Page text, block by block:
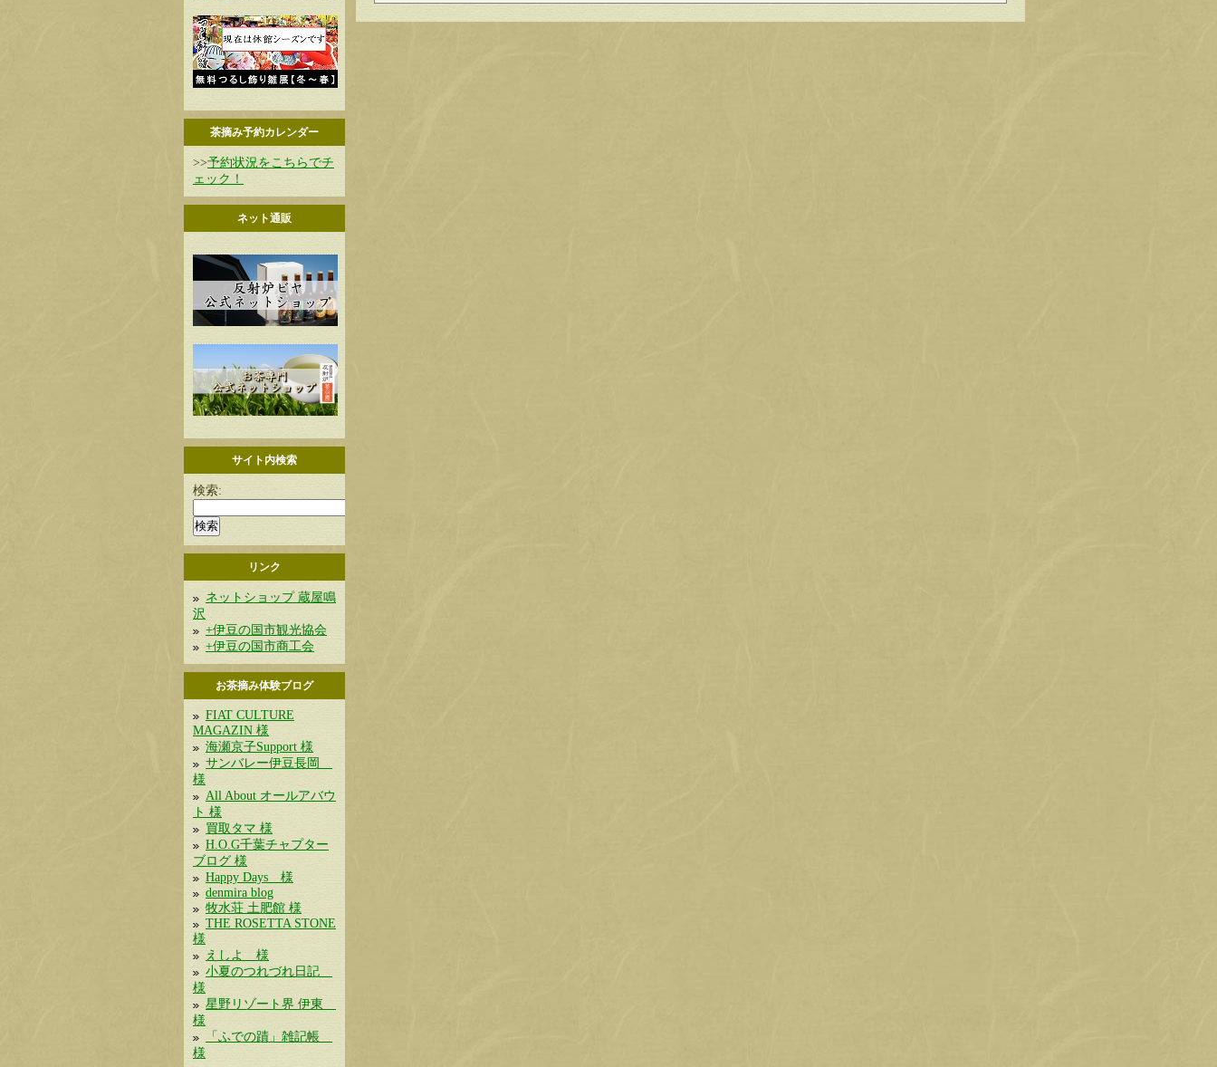
茶摘み予約カレンダー
>>予約状況をこちらでチ
ェック！
ネット通販
サイト内検索
検索:
リンク
ネットショップ 蔵屋鳴
沢
+伊豆の国市観光協会
+伊豆の国市商工会
お茶摘み体験ブログ
FIAT CULTURE
MAGAZIN 様
海瀬京子Support 様
サンバレー伊豆長岡
様
All About オールアバウ
ト 様
買取タマ 様
H.O.G千葉チャプター
ブログ 様
Happy Days 様
denmira blog
牧水荘 土肥館 様
THE ROSETTA STONE
様
えしよ 様
小夏のつれづれ日記
様
星野リゾート界 伊東
様
「ふでの蹟」雑記帳
様